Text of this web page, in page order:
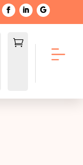
Buscar
 Carrito